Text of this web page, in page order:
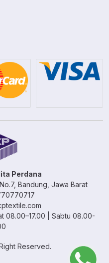
Perdana
Bandung, Jawa Barat
08.00–17.00 | Sabtu 08.00-
Reserved.